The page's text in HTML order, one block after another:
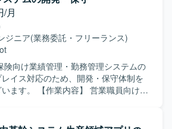
/月
ジニア(業務委託・フリーランス)
険向け業績管理・勤務管理システムの
イス対応のため、開発・保守体制を
営業職員向け勤
スト・リリースまで一連の工程に携わ